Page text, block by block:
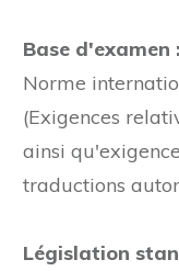
Base d'examen :
Norme
(Exigences
ainsi
traductions
Législation